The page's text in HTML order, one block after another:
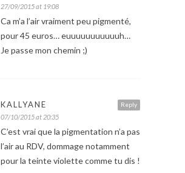
27/09/2015 at 19:08
Ca m’a l’air vraiment peu pigmenté,
pour 45 euros… euuuuuuuuuuuh…
Je passe mon chemin ;)
Reply
KALLYANE
07/10/2015 at 20:35
C’est vrai que la pigmentation n’a pas
l’air au RDV, dommage notamment
pour la teinte violette comme tu dis !